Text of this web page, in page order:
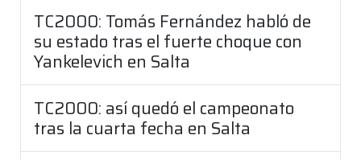
TC2000: Tomás Fernández habló de
su estado tras el fuerte choque con
Yankelevich en Salta
TC2000: así quedó el campeonato
tras la cuarta fecha en Salta